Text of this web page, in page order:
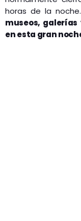
horas de la noche.
museos,
en esta gran